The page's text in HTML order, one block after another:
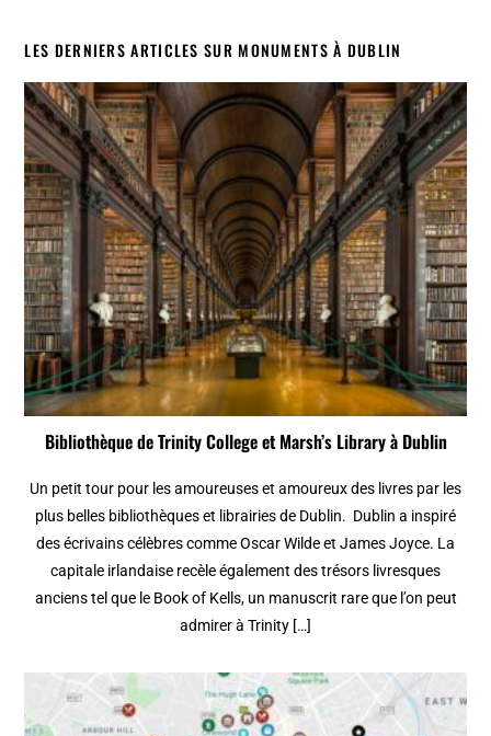
LES DERNIERS ARTICLES SUR MONUMENTS À DUBLIN
Bibliothèque de Trinity College et Marsh’s Library à Dublin
Un petit tour pour les amoureuses et amoureux des livres par les
plus belles bibliothèques et librairies de Dublin. Dublin a inspiré
des écrivains célèbres comme Oscar Wilde et James Joyce. La
capitale irlandaise recèle également des trésors livresques
anciens tel que le Book of Kells, un manuscrit rare que l’on peut
admirer à Trinity […]